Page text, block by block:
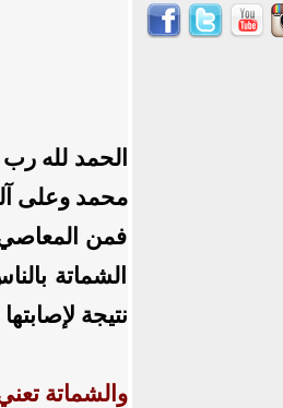
الحمد لله رب
محمد وعلى
فمن المعاصي
الشماتة
نتيجة
والشماتة